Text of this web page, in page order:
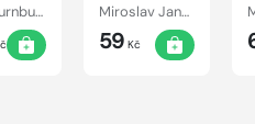
Bryn Thurnbullová Miroslav Jandovský
59 Kč